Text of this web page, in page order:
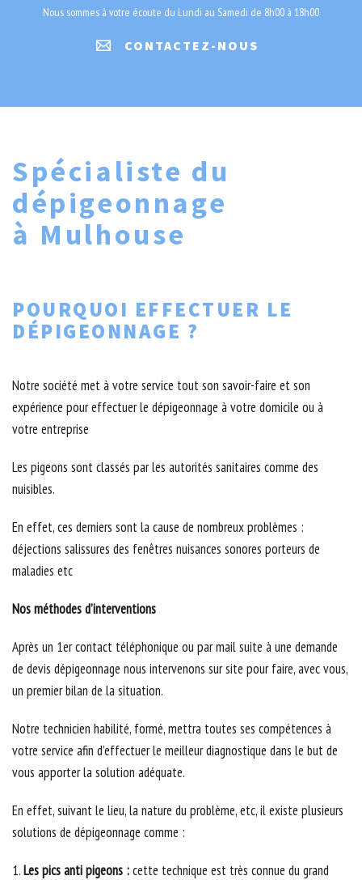
Nous sommes à votre écoute du Lundi au Samedi de 8h00 à 18h00
CONTACTEZ-NOUS
Spécialiste du
dépigeonnage
à Mulhouse
POURQUOI EFFECTUER LE
DÉPIGEONNAGE ?
Notre société met à votre service tout son savoir-faire et son
expérience pour effectuer le dépigeonnage à votre domicile ou à
votre entreprise
Les pigeons sont classés par les autorités sanitaires comme des
nuisibles.
En effet, ces derniers sont la cause de nombreux problèmes :
déjections salissures des fenêtres nuisances sonores porteurs de
maladies etc
Nos méthodes d’interventions
Après un 1er contact téléphonique ou par mail suite à une demande
de devis dépigeonnage nous intervenons sur site pour faire, avec vous,
un premier bilan de la situation.
Notre technicien habilité, formé, mettra toutes ses compétences à
votre service afin d’effectuer le meilleur diagnostique dans le but de
vous apporter la solution adéquate.
En effet, suivant le lieu, la nature du problème, etc, il existe plusieurs
solutions de dépigeonnage comme :
1.Les pics anti pigeons :cette technique est très connue du grand